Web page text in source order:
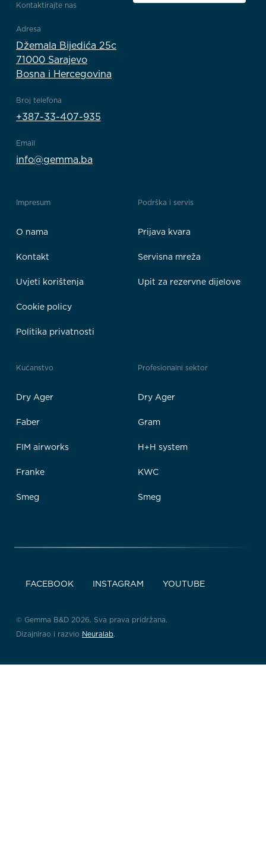
Kontaktirajte nas
Adresa
Džemala Bijedića 25c
71000 Sarajevo
Bosna i Hercegovina
Broj telefona
+387-33-407-935
Email
info@gemma.ba
Impresum
O nama
Kontakt
Uvjeti korištenja
Cookie policy
Politika privatnosti
Podrška i servis
Prijava kvara
Servisna mreža
Upit za rezervne dijelove
Kućanstvo
Dry Ager
Faber
FIM airworks
Franke
Smeg
Profesionalni sektor
Dry Ager
Gram
H+H system
KWC
Smeg
FACEBOOK INSTAGRAM YOUTUBE
© Gemma B&D 2026. Sva prava pridržana.
Dizajnirao i razvio Neuralab.